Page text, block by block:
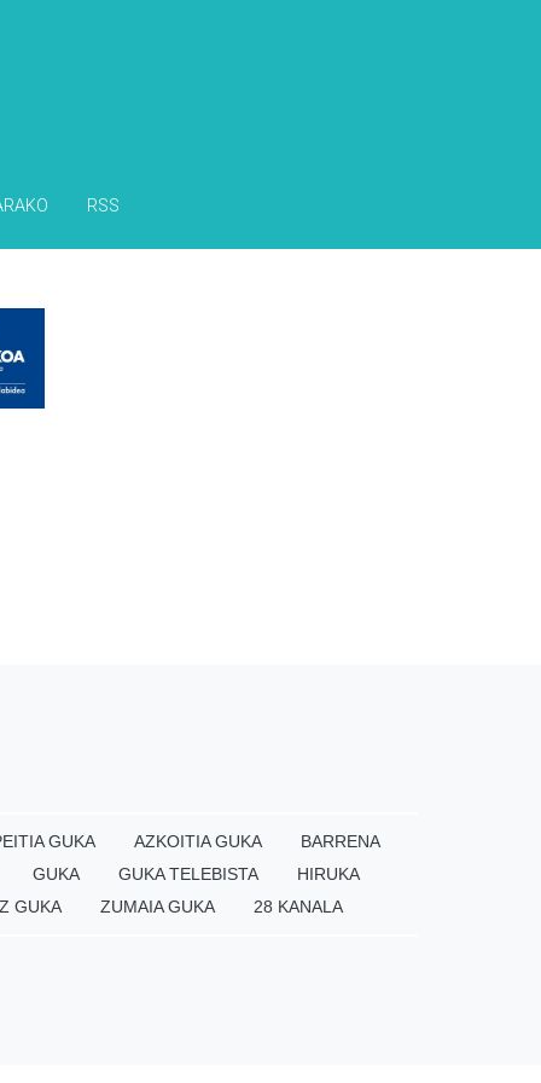
RSS
GUKA AZKOITIA GUKA
BARRENA
GUKA GUKA TELEBISTA
HIRUKA
GUKA ZUMAIA GUKA 28 KANALA